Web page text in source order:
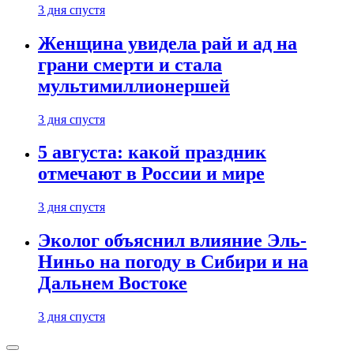
3 дня спустя
Женщина увидела рай и ад на
грани смерти и стала
мультимиллионершей
3 дня спустя
5 августа: какой праздник
отмечают в России и мире
3 дня спустя
Эколог объяснил влияние Эль-
Ниньо на погоду в Сибири и на
Дальнем Востоке
3 дня спустя